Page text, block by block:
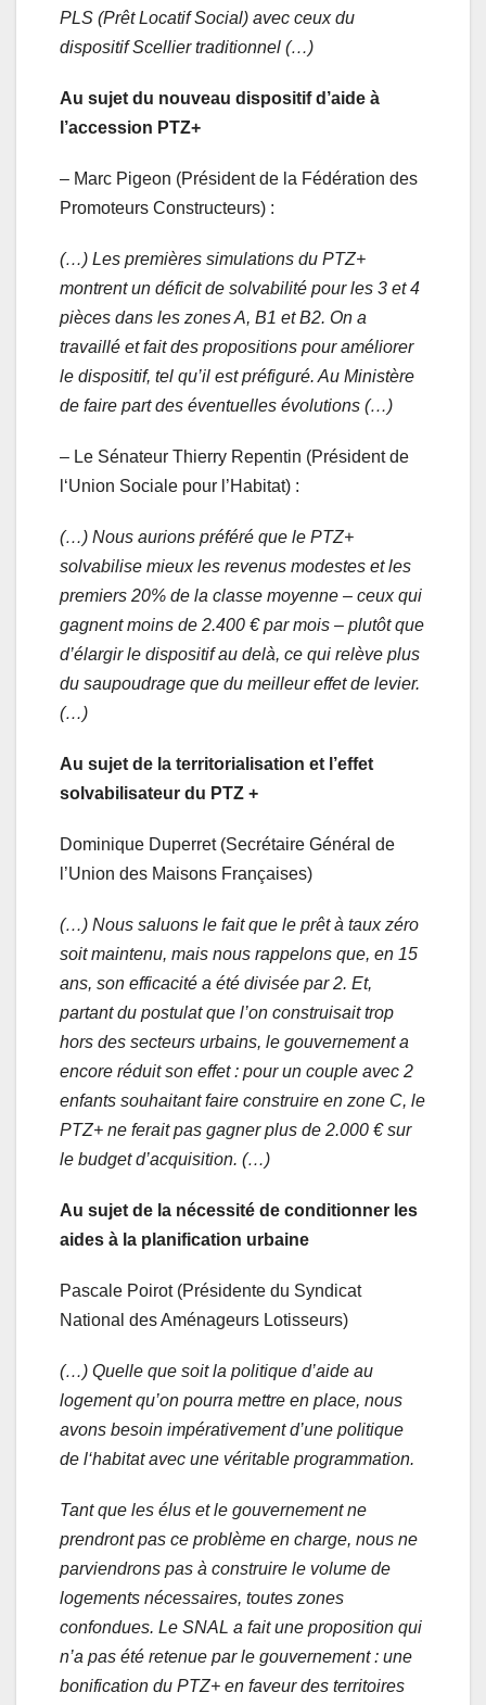
PLS (Prêt Locatif Social) avec ceux du
dispositif Scellier traditionnel (…)
Au sujet du nouveau dispositif d’aide à
l’accession PTZ+
– Marc Pigeon (Président de la Fédération des
Promoteurs Constructeurs) :
(…) Les premières simulations du PTZ+
montrent un déficit de solvabilité pour les 3 et 4
pièces dans les zones A, B1 et B2. On a
travaillé et fait des propositions pour améliorer
le dispositif, tel qu’il est préfiguré. Au Ministère
de faire part des éventuelles évolutions (…)
– Le Sénateur Thierry Repentin (Président de
l‘Union Sociale pour l’Habitat) :
(…) Nous aurions préféré que le PTZ+
solvabilise mieux les revenus modestes et les
premiers 20% de la classe moyenne – ceux qui
gagnent moins de 2.400 € par mois – plutôt que
d’élargir le dispositif au delà, ce qui relève plus
du saupoudrage que du meilleur effet de levier.
(…)
Au sujet de la territorialisation et l’effet
solvabilisateur du PTZ +
Dominique Duperret (Secrétaire Général de
l’Union des Maisons Françaises)
(…) Nous saluons le fait que le prêt à taux zéro
soit maintenu, mais nous rappelons que, en 15
ans, son efficacité a été divisée par 2. Et,
partant du postulat que l’on construisait trop
hors des secteurs urbains, le gouvernement a
encore réduit son effet : pour un couple avec 2
enfants souhaitant faire construire en zone C, le
PTZ+ ne ferait pas gagner plus de 2.000 € sur
le budget d’acquisition. (…)
Au sujet de la nécessité de conditionner les
aides à la planification urbaine
Pascale Poirot (Présidente du Syndicat
National des Aménageurs Lotisseurs)
(…) Quelle que soit la politique d’aide au
logement qu’on pourra mettre en place, nous
avons besoin impérativement d’une politique
de l‘habitat avec une véritable programmation.
Tant que les élus et le gouvernement ne
prendront pas ce problème en charge, nous ne
parviendrons pas à construire le volume de
logements nécessaires, toutes zones
confondues. Le SNAL a fait une proposition qui
n’a pas été retenue par le gouvernement : une
bonification du PTZ+ en faveur des territoires